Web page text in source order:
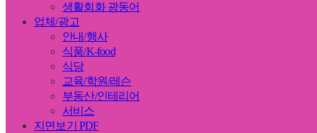
생활회화 광동어
업체/광고
안내/행사
식품/K-food
식당
교육/학원/레슨
부동산/인테리어
서비스
지면보기 PDF